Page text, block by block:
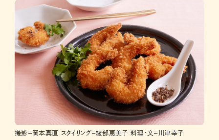
撮影=岡本真直 スタイリング=綾部恵美子 料理・文=川津幸子